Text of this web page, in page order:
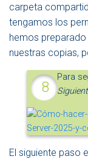
carpeta
tengamos los
hemos preparado
nuestras copias,
Para
El siguiente paso